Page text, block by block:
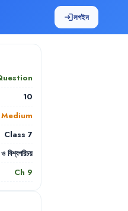
loginলগইন
10
Medium
Class 7
বিশ্বপরিচয়
Ch 9